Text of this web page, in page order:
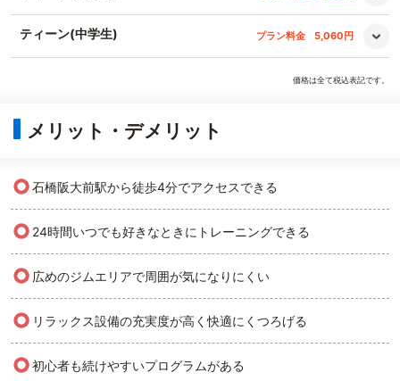
ティーン(中学生) プラン料金 5,060円
価格は全て税込表記です。
メリット・デメリット
○石橋阪大前駅から徒歩4分でアクセスできる
○ 24時間いつでも好きなときにトレーニングできる
○ 広めのジムエリアで周囲が気になりにくい
○ リラックス設備の充実度が高く快適にくつろげる
○初心者も続けやすいプログラムがある